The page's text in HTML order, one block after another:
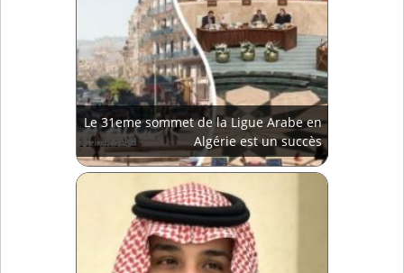
Le 31eme sommet de la Ligue Arabe en
Algérie est un succès